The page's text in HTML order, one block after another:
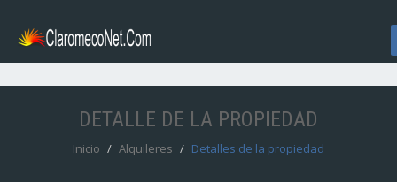
DETALLE DE LA PROPIEDAD
Inicio Alquileres Detalles de la propiedad